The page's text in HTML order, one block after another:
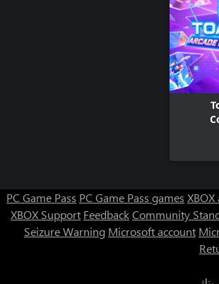
PC Game Pass PC Game Pass games
XBOX Support FeedbackCommunity
Seizure Warning Microsoft account